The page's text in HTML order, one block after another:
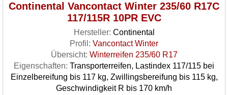
Continental Vancontact Winter 235/60 R17C
117/115R 10PR EVC
Hersteller: Continental
Profil: Vancontact Winter
Übersicht: Winterreifen 235/60 R17
Eigenschaften: Transporterreifen, Lastindex 117/115 bei
Einzelbereifung bis 117 kg, Zwillingsbereifung bis 115 kg,
Geschwindigkeit R bis 170 km/h